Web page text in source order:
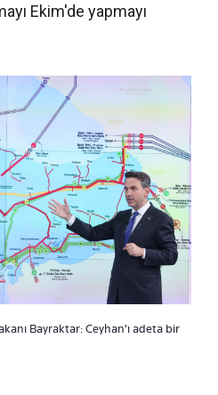
Ekim'de yapmayı
Bayraktar: Ceyhan'ı adeta bir